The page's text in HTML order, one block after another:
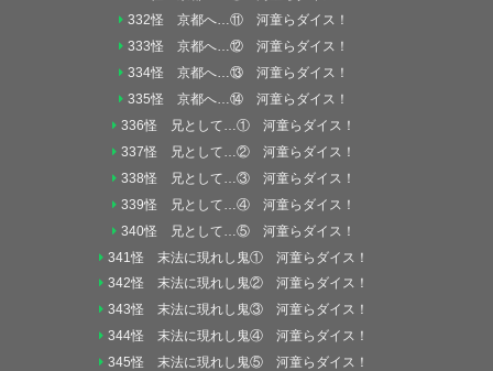
332怪 京都へ…⑪ 河童らダイス！
333怪 京都へ…⑫ 河童らダイス！
334怪 京都へ…⑬ 河童らダイス！
335怪 京都へ…⑭ 河童らダイス！
336怪 兄として…① 河童らダイス！
337怪 兄として…② 河童らダイス！
338怪 兄として…③ 河童らダイス！
339怪 兄として…④ 河童らダイス！
340怪 兄として…⑤ 河童らダイス！
341怪 末法に現れし鬼① 河童らダイス！
342怪 末法に現れし鬼② 河童らダイス！
343怪 末法に現れし鬼③ 河童らダイス！
344怪 末法に現れし鬼④ 河童らダイス！
345怪 末法に現れし鬼⑤ 河童らダイス！